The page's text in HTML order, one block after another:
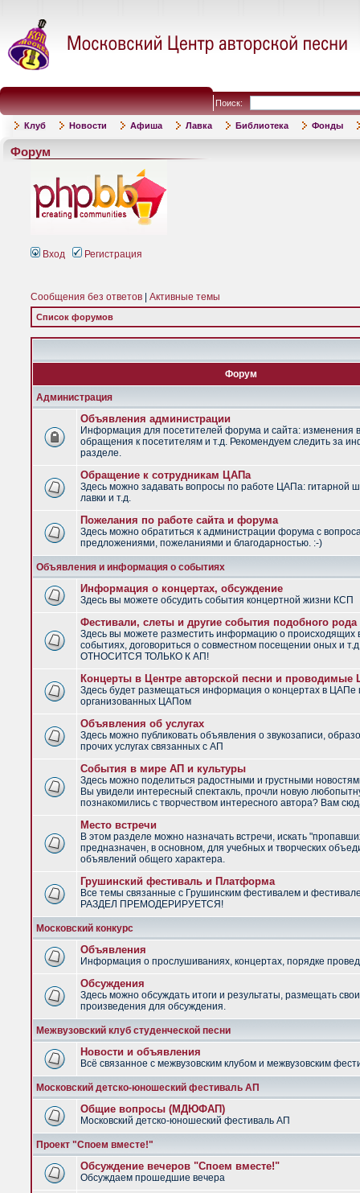
Поиск:
Клуб Новости Афиша Лавка Библиотека Фонды
Форум
Вход Регистрация
Сообщения без ответов Активные темы
Список форумов
Форум
Администрация
Объявления администрации
Информация для посетителей форума и сайта: изменения
обращения к посетителям и т.д. Рекомендуем следить за
разделе.
Обращение к сотрудникам ЦАПа
Здесь можно задавать вопросы по работе ЦАПа: гитарной
лавки и т.д.
Пожелания по работе сайта и форума
Здесь можно обратиться к администрации форума с
предложениями, пожеланиями и благодарностью. :-)
Объявления и информация о событиях
Информация о концертах, обсуждение
Здесь вы можете обсудить события концертной жизни КСП
Фестивали, слеты и другие события подобного рода
Здесь вы можете разместить информацию о
событиях, договориться о совместном посещении оных и
ОТНОСИТСЯ ТОЛЬКО К АП!
Концерты в Центре авторской песни и
Здесь будет размещаться информация о концертах в ЦАПе
организованных ЦАПом
Объявления об услугах
Здесь можно публиковать объявления о звукозаписи,
прочих услугах связанных с АП
События в мире АП и культуры
Здесь можно поделиться радостными и грустными
Вы увидели интересный спектакль, прочли новую
познакомились с творчеством интересного автора? Вам
Место встречи
В этом разделе можно назначать встречи, искать
предназначен, в основном, для учебных и творческих
объявлений общего характера.
Грушинский фестиваль и Платформа
Все темы связанные с Грушинским фестивалем и
РАЗДЕЛ ПРЕМОДЕРИРУЕТСЯ!
Московский конкурс
Объявления
Информация о прослушиваниях, концертах, порядке
Обсуждения
Здесь можно обсуждать итоги и результаты, размещать
произведения для обсуждения.
Межвузовский клуб студенческой песни
Новости и объявления
Всё связанное с межвузовским клубом и межвузовским
Московский детско-юношеский фестиваль АП
Общие вопросы (МДЮФАП)
Московский детско-юношеский фестиваль АП
Проект "Споем вместе!"
Обсуждение вечеров "Споем вместе!"
Обсуждаем прошедшие вечера